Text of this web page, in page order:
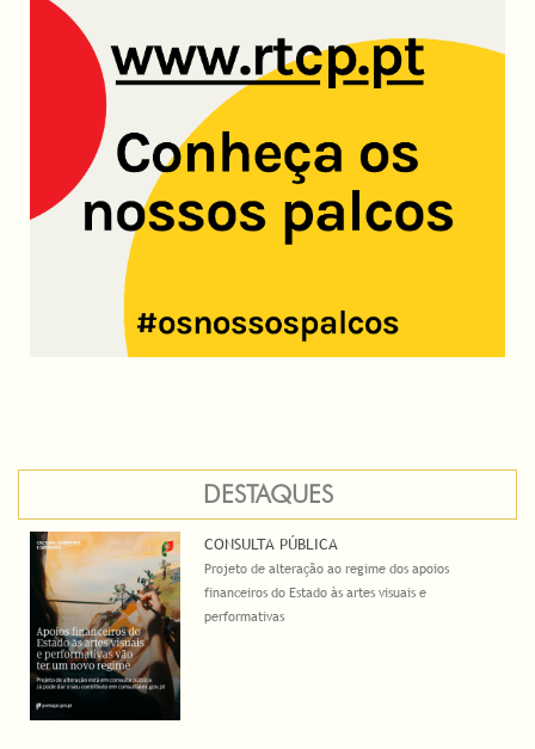
DESTAQUES
CONSULTA PÚBLICA
Projeto de alteração ao regime dos apoios
financeiros do Estado às artes visuais e
performativas